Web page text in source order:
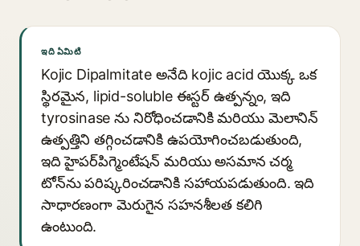
ఇది ఏమిటి
Kojic Dipalmitate అనేది kojic acid యొక్క ఒక
స్థిరమైన, lipid-soluble ఈస్టర్ ఉత్పన్నం, ఇది
tyrosinase ను నిరోధించడానికి మరియు మెలానిన్
ఉత్పత్తిని తగ్గించడానికి ఉపయోగించబడుతుంది,
ఇది హైపర్‌పిగ్మెంటేషన్ మరియు అసమాన చర్మ
టోన్‌ను పరిష్కరించడానికి సహాయపడుతుంది. ఇది
సాధారణంగా మెరుగైన సహనశీలత కలిగి
ఉంటుంది.